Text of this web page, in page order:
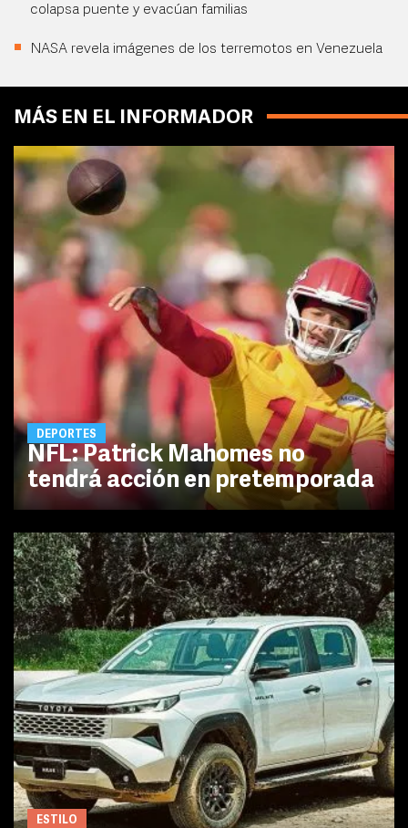
colapsa puente y evacúan familias
NASA revela imágenes de los terremotos en Venezuela
MÁS EN EL INFORMADOR
DEPORTES
NFL: Patrick Mahomes no
tendrá acción en pretemporada
ESTILO